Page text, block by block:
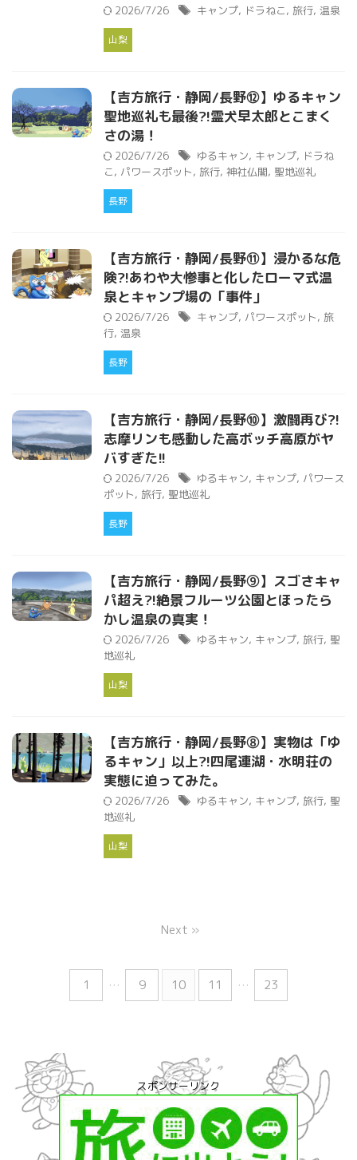
2026/7/26 キャンプ, ドラねこ, 旅行, 温泉
山梨
【吉方旅行・静岡/長野⑫】ゆるキャン
聖地巡礼も最後?!霊犬早太郎とこまく
さの湯！
2026/7/26 ゆるキャン, キャンプ, ドラね
こ, パワースポット, 旅行, 神社仏閣, 聖地巡礼
長野
【吉方旅行・静岡/長野⑪】浸かるな危
険?!あわや大惨事と化したローマ式温
泉とキャンプ場の「事件」
2026/7/26 キャンプ, パワースポット, 旅
行, 温泉
長野
【吉方旅行・静岡/長野⑩】激闘再び?!
志摩リンも感動した高ボッチ高原がヤ
バすぎた!!
2026/7/26 ゆるキャン, キャンプ, パワース
ポット, 旅行, 聖地巡礼
長野
【吉方旅行・静岡/長野⑨】スゴさキャ
パ超え?!絶景フルーツ公園とほったら
かし温泉の真実！
2026/7/26 ゆるキャン, キャンプ, 旅行, 聖
地巡礼
山梨
【吉方旅行・静岡/長野⑧】実物は「ゆ
るキャン」以上?!四尾連湖・水明荘の
実態に迫ってみた。
2026/7/26 ゆるキャン, キャンプ, 旅行, 聖
地巡礼
山梨
1 … 9 10 11 … 23
Next »
スポンサーリンク